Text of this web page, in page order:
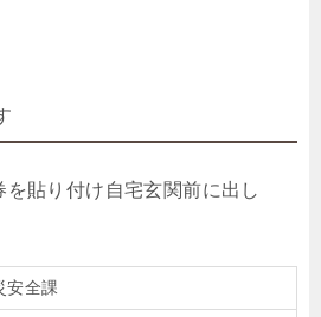
貼り付け自宅玄関前に出し
安全課